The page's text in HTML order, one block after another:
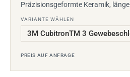
Präzisionsgeformte Keramik,
VARIANTE WÄHLEN
PREIS AUF ANFRAGE